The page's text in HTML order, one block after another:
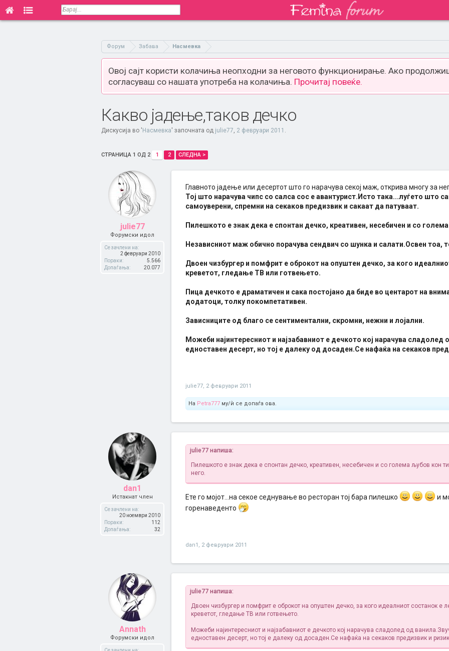
Форум Забава Насмевка
Овој сајт користи колачиња неопходни за неговото функционирање. Ако
согласуваш со нашата употреба на колачиња. Прочитај повеќе.
Какво јадење,таков дечко
Дискусија во ' Насмевка' започната од julie77, 2 февруари 2011 .
СТРАНИЦА 1 ОД 2 1 2 СЛЕДНА >
julie77
Форумски идол
Се зачлени на:
2 февруари 2010
Пораки:
5.566
Допаѓања:
20.077
Главното јадење или десертот што го нарачува секој маж, открива многу за
Тој што нарачува чипс со салса сос е авантурист.Исто така...луѓето што
самоуверени, спремни на секаков предизвик и сакаат да патуваат.
Пилешкото е знак дека е спонтан дечко, креативен, несебичен и со
Независниот маж обично порачува сендвич со шунка и салати.Освен тоа,
Двоен чизбургер и помфрит е оброкот на опуштен дечко, за кого
креветот, гледање ТВ или готвењето.
Пица дечкото е драматичен и сака постојано да биде во центарот на
додатоци, толку покомпетативен.
Зависниците од благо се сентиментални, скромни, нежни и лојални.
Можеби најинтересниот и најзабавниот е дечкото кој нарачува сладолед
едноставен десерт, но тој е далеку од досаден.Се нафаќа на секаков
julie77, 2 февруари 2011
На Petra777 му/ѝ се допаѓа ова.
dan1
Истакнат член
Се зачлени на:
20 ноември 2010
Пораки:
112
Допаѓања:
32
julie77 напиша:
Пилешкото е знак дека е спонтан дечко, креативен, несебичен и со голема љубов кон
него.
Ете го мојот...на секое седнување во ресторан тој бара пилешко
и
горенаведенто
dan1 , 2 февруари 2011
Annath
Форумски идол
julie77 напиша:
Двоен чизбургер и помфрит е оброкот на опуштен дечко, за кого идеалниот состанок е
креветот, гледање ТВ или готвењето.
Можеби најинтересниот и најзабавниот е дечкото кој нарачува сладолед од
едноставен десерт, но тој е далеку од досаден.Се нафаќа на секаков предизвик и